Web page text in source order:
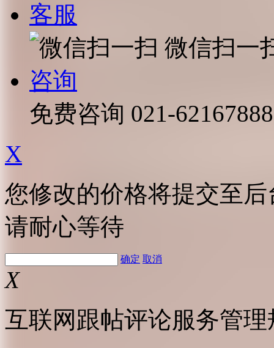
客服
微信扫一
咨询
免费咨询 021-62167888
X
您修改的价格将提交至
请耐心等待
确定 取消
X
互联网跟帖评论服务管理